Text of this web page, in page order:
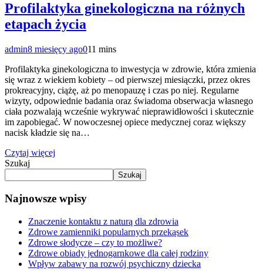
Profilaktyka ginekologiczna na różnych
etapach życia
admin8 miesięcy ago011 mins
Profilaktyka ginekologiczna to inwestycja w zdrowie, która zmienia
się wraz z wiekiem kobiety – od pierwszej miesiączki, przez okres
prokreacyjny, ciążę, aż po menopauzę i czas po niej. Regularne
wizyty, odpowiednie badania oraz świadoma obserwacja własnego
ciała pozwalają wcześnie wykrywać nieprawidłowości i skutecznie
im zapobiegać. W nowoczesnej opiece medycznej coraz większy
nacisk kładzie się na…
Czytaj więcej
Szukaj
Szukaj
Najnowsze wpisy
Znaczenie kontaktu z naturą dla zdrowia
Zdrowe zamienniki popularnych przekąsek
Zdrowe słodycze – czy to możliwe?
Zdrowe obiady jednogarnkowe dla całej rodziny
Wpływ zabawy na rozwój psychiczny dziecka